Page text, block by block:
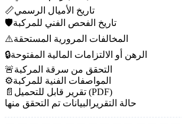
📏تاريخ الأميال الرسمي
🛡️تاريخ الفحص الفني للمركبة
⚠️المخالفات المرورية المستحقة
🔒الرهن أو الالتزامات المالية المفتوحة
🚨التحقق من سرقة المركبة
⚙️المواصفات الفنية للمركبة
📄
تقرير قابل للتحميل (PDF)
حالة التقرير البيانات تم التحقق منها